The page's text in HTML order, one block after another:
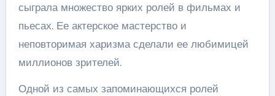
сыграла множество ярких ролей в фильмах и
пьесах. Ее актерское мастерство и
неповторимая харизма сделали ее любимицей
миллионов зрителей.
Одной из самых запоминающихся ролей